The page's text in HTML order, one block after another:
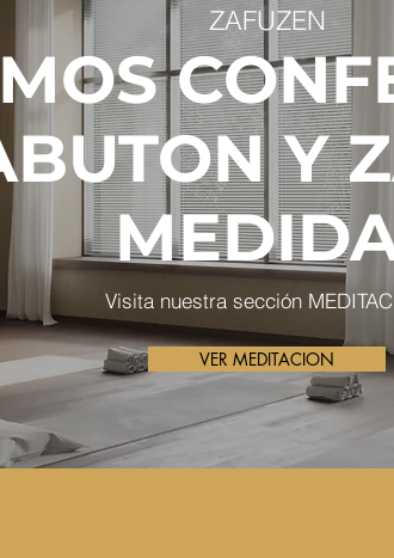
ZAFUZEN
Y
Visita nuestra sección
VER MEDITACION